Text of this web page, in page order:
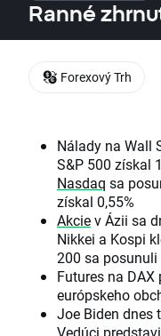
Ranné
Nálady na Wall
S&P 500 získal
Nasdaq sa
získal 0,55%
Akciev Ázii sa
Nikkei a Kospi
200 sa posunuli
Futures na
európskeho
Joe Biden dnes
Vedúci
Forexový Trh